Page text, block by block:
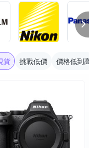
貨 挑戰低價 價格低到